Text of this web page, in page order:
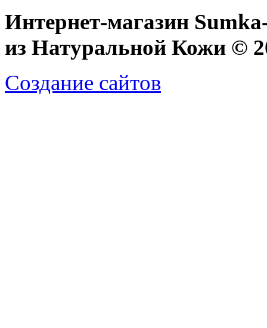
Интернет-магазин
из Натуральной Кожи ©
Создание сайтов